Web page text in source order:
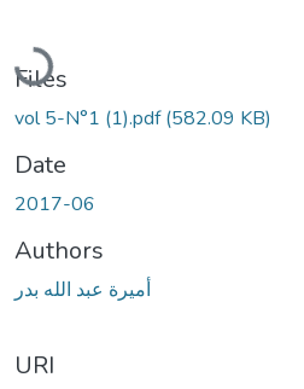
Loading...
Files
vol 5-N°1 (1).pdf(582.09 KB)
Date
2017-06
Authors
أميرة عبد الله بدر
URI